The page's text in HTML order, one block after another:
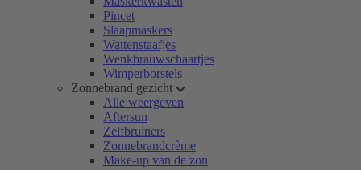
Pincet
Slaapmaskers
Wattenstaafjes
Wenkbrauwschaartjes
Wimperborstels
Zonnebrand gezicht
Alle weergeven
Aftersun
Zelfbruiners
Zonnebrandcrème
Make-up van de zon